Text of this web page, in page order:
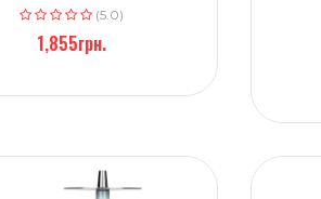
(5.0)
1,855грн.